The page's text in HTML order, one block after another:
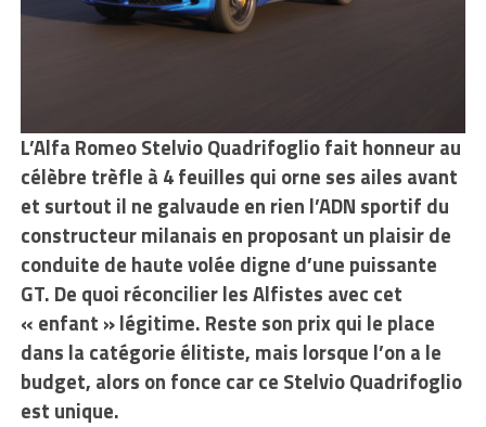
L’Alfa Romeo Stelvio Quadrifoglio fait honneur au
célèbre trèfle à 4 feuilles qui orne ses ailes avant
et surtout il ne galvaude en rien l’ADN sportif du
constructeur milanais en proposant un plaisir de
conduite de haute volée digne d’une puissante
GT. De quoi réconcilier les Alfistes avec cet
« enfant » légitime. Reste son prix qui le place
dans la catégorie élitiste, mais lorsque l’on a le
budget, alors on fonce car ce Stelvio Quadrifoglio
est unique.